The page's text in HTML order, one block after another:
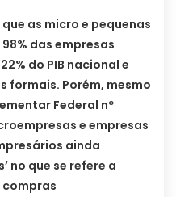
as micro e pequenas
das empresas
do PIB nacional e
formais. Porém, mesmo
Federal nº
e empresas
ainda
no que se refere a